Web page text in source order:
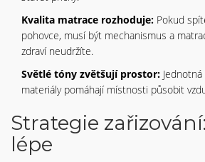
Kvalita matrace rozhoduje: Pokud
pohovce, musí být mechanismus a
zdraví neudržíte.
Světlé tóny zvětšují prostor:
materiály pomáhají místnosti působit
Strategie
lépe